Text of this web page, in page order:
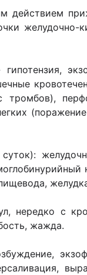
действием
нередко с
жажда.